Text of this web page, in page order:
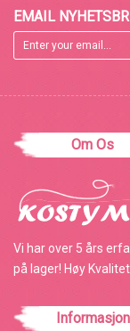
EMAIL
Om Os
Vi har over 5 års
på lager! Høy
Informasjon